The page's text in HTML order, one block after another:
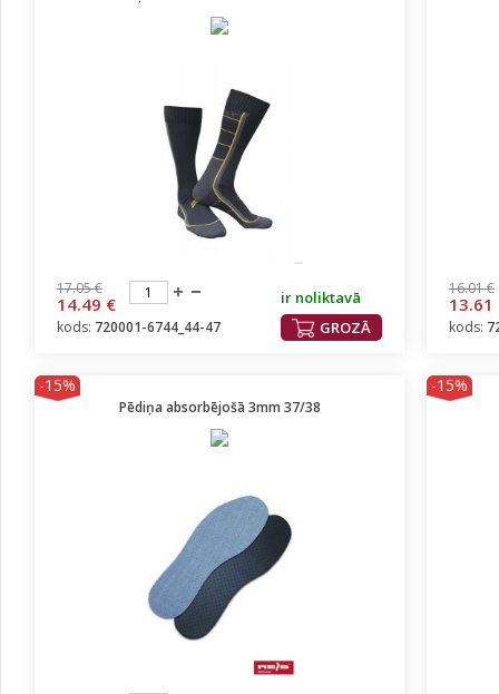
17.05 €
14.49 €
ir noliktavā
GROZĀ
kods: 720001-6744_44-47
16.01 €
13.61
kods:
-15%
Pēdiņa absorbējošā 3mm 37/38
-15%